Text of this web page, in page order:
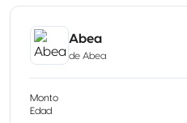
Abea
de Abea
Monto
Edad